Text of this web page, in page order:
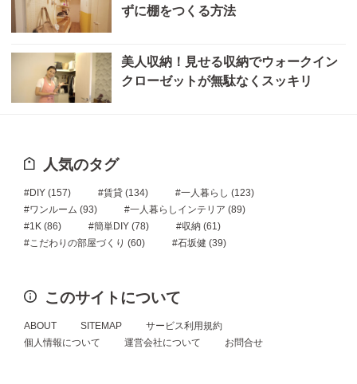
ずに棚をつくる方法
美人収納！見せる収納でウォークイン
クローゼットが無駄なくスッキリ
人気のタグ
DIY (157) 賃貸 (134) 一人暮らし (123)
ワンルーム (93) 一人暮らしインテリア (89)
1K (86) 簡単DIY (78) 収納 (61)
こだわりの部屋づくり (60) 石坂健 (39)
このサイトについて
ABOUT SITEMAP
サービス利用規約
個人情報について
運営会社について お問合せ